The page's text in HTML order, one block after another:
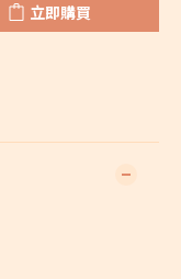
立即購買